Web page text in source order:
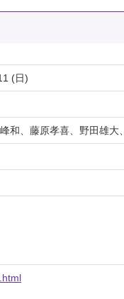
(日)
和、藤原孝喜、野田雄大